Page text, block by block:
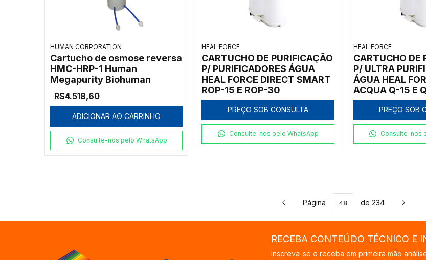
HUMAN CORPORATION
Cartucho de osmose reversa
HMC-HRP-1 Human
Megapurity Biohuman
R$4.518,60
ADICIONAR AO CARRINHO
Consulte-nos pelo WhatsApp
HEAL FORCE
CARTUCHO DE PURIFICAÇÃO
P/ PURIFICADORES ÁGUA
HEAL FORCE DIRECT SMART
ROP-15 E ROP-30
PREÇO SOB CONSULTA
Consulte-nos pelo WhatsApp
HEAL FORCE
CARTUCHO DE
P/ ULTRA
ÁGUA HEAL
ACQUA Q-15 E
PREÇO SOB
Consulte-nos
Página de 234
RECEBA CONTEÚDO TÉCNICO E
Inscreva-se e receba em primeira mão